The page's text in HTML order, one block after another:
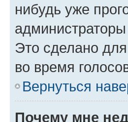
нибудь уже
администраторы
Это сделано
во время
Вернуться
Почему мне